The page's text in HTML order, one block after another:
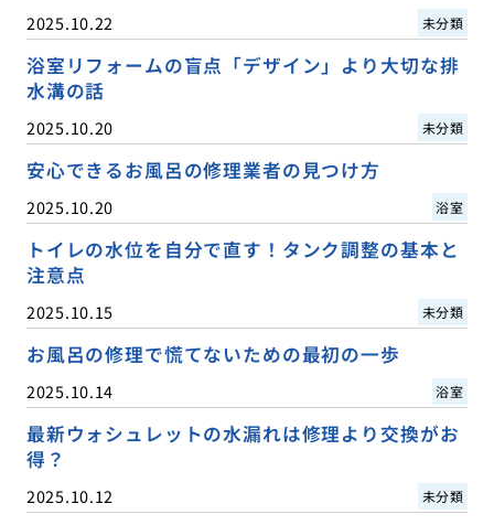
2025.10.22 未分類
浴室リフォームの盲点「デザイン」より大切な排
水溝の話
2025.10.20 未分類
安心できるお風呂の修理業者の見つけ方
2025.10.20 浴室
トイレの水位を自分で直す！タンク調整の基本と
注意点
2025.10.15 未分類
お風呂の修理で慌てないための最初の一歩
2025.10.14 浴室
最新ウォシュレットの水漏れは修理より交換がお
得？
2025.10.12 未分類